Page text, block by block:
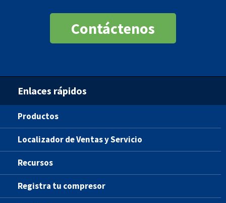
Contáctenos
Enlaces rápidos
Productos
Localizador de Ventas y Servicio
Recursos
Registra tu compresor